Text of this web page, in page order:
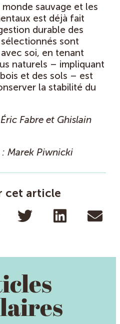
sauvage et les
est déjà fait
durable des
sont
soi, en tenant
naturels – impliquant
et des sols – est
la stabilité du
Fabre et Ghislain
Marek Piwnicki
cet article